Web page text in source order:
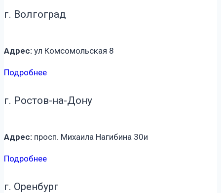
г. Волгоград
Адрес: ул Комсомольская 8
Подробнее
г. Ростов-на-Дону
Адрес: просп. Михаила Нагибина 30и
Подробнее
г. Оренбург